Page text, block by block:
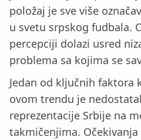
položaj je sve više
u svetu srpskog fudbala.
percepciji dolazi usred
problema sa kojima se
Jedan od ključnih faktora
ovom trendu je
reprezentacije Srbije na
takmičenjima.